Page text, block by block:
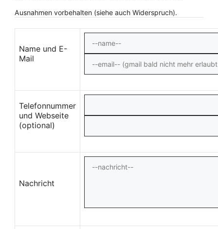
Ausnahmen vorbehalten (siehe auch Widerspruch).
Name und E-
Mail
Telefonnummer
und Webseite
(optional)
Nachricht